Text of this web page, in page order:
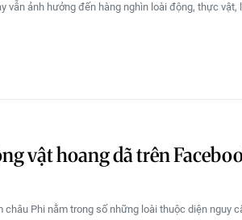
vẫn ảnh hưởng đến hàng nghìn loài động, thực vật,
vật hoang dã trên
châu Phi nằm trong số những loài thuộc diện nguy